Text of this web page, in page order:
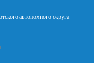
автономного округа